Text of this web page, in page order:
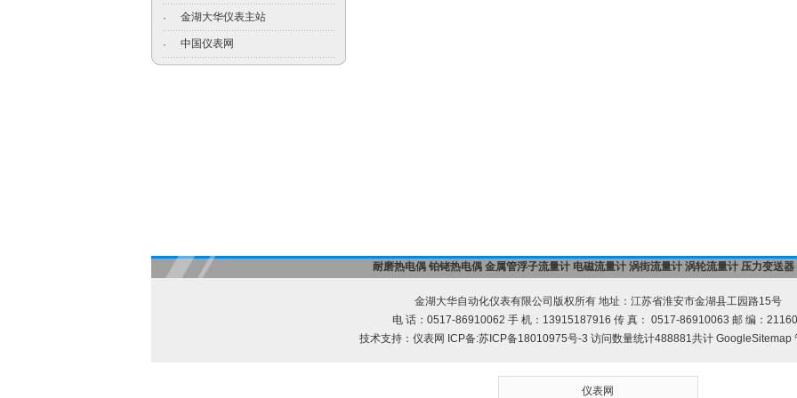
· 金湖大华仪表主站
· 中国仪表网
耐磨热电偶 铂铑热电偶 金属管浮子流量计 电磁流量计 涡街流量计 涡轮流量计 压力变送器
金湖大华自动化仪表有限公司版权所有 地址：江苏省淮安市金湖县工园路15号
电 话：0517-86910062 手 机：13915187916 传 真： 0517-86910063 邮 编：
技术支持： 仪表网 ICP备:苏ICP备18010975号-3 访问数量统计488881共计 GoogleSitemap
仪表网